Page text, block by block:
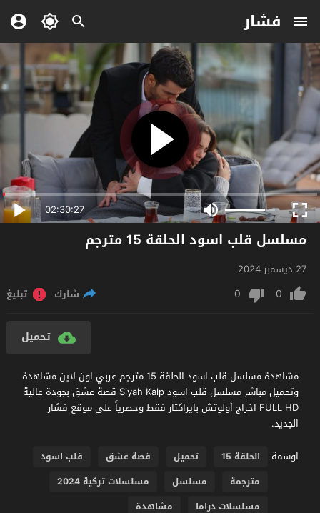
فشار
02:30:27
مسلسل قلب اسود الحلقة 15 مترجم
27 ديسمبر 2024
0
0 شارك تبليغ
تحميل
مشاهدة مسلسل قلب اسود الحلقة 15 مترجم عربي اون لاين مشاهدة
وتحميل مباشر مسلسل قلب اسود Siyah Kalp قصة عشق بجودة عالية
FULL HD اخراج أولوتش بايراكتار فقط وحصرياً على موقع فشار
الجديد.
اوسمة
الحلقة 15 تحميل قصة عشق
قلب اسود
مترجمة
مسلسل
مسلسلات تركية 2024
مسلسلات دراما
مشاهدة